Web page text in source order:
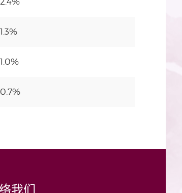
1.3%
1.0%
0.7%
我们